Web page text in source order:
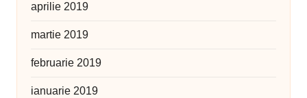
aprilie 2019
martie 2019
februarie 2019
ianuarie 2019